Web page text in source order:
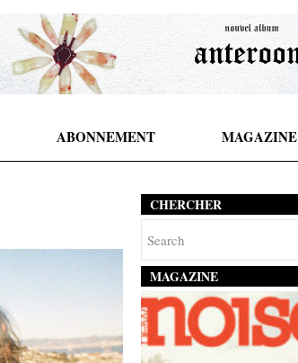
ABONNEMENT MAGAZINE
CHERCHER
MAGAZINE